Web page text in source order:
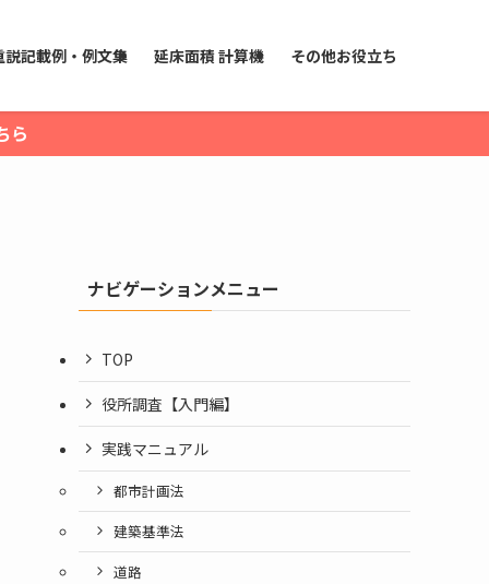
説記載例・例文集 延床面積 計算機 その他お役立ち
ら
ナビゲーションメニュー
TOP
役所調査【入門編】
実践マニュアル
都市計画法
建築基準法
道路